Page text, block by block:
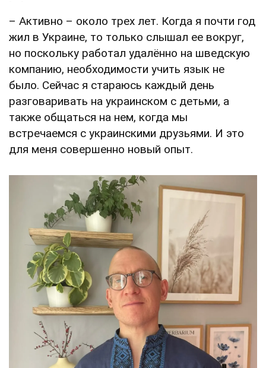
– Активно – около трех лет. Когда я почти год
жил в Украине, то только слышал ее вокруг,
но поскольку работал удалённо на шведскую
компанию, необходимости учить язык не
было. Сейчас я стараюсь каждый день
разговаривать на украинском с детьми, а
также общаться на нем, когда мы
встречаемся с украинскими друзьями. И это
для меня совершенно новый опыт.